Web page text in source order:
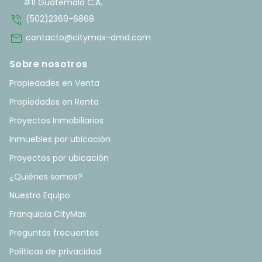
#11 Guatemala C.A.
phone_in_talk (502)2369-6868
mail contacto@citymax-dmd.com
Sobre nosotros
Propiedades en Venta
Propiedades en Renta
Proyectos Inmobiliarios
Inmuebles por ubicación
Proyectos por ubicación
¿Quiénes somos?
Nuestro Equipo
Franquicia CityMax
Preguntas frecuentes
Políticas de privacidad